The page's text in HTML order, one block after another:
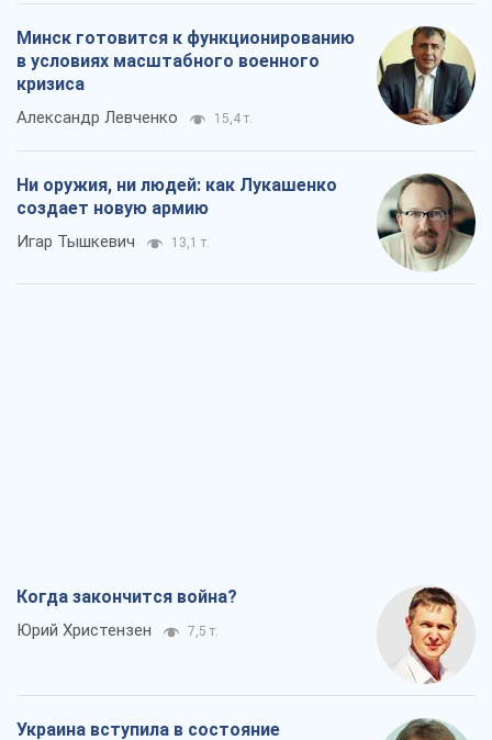
Минск готовится к функционированию
в условиях масштабного военного
кризиса
Александр Левченко 15,4 т.
Ни оружия, ни людей: как Лукашенко
создает новую армию
Игар Тышкевич 13,1 т.
Когда закончится война?
Юрий Христензен 7,5 т.
Украина вступила в состояние